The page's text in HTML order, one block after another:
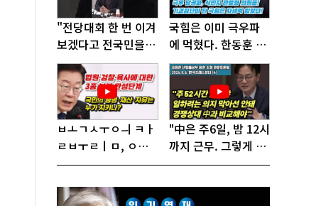
"전당대회 한 번 이겨
보겠다고 전국민을
'지옥문'으로 밀어!"
국힘은 이미 극우파
에 먹혔다. 한동훈 창
당이 답!
ㅂㅗㄱㅅㅜㅇㅢ ㅋㅏ
ㄹㅂㅜㄹㅣㅁ, ㅇㅙ
ㄱㅜㄱㅁㅣㄴㄷㅡㄹ
ㅎㅏㄴㅏ?
"中은 주6일, 밤 12시
까지 근무. 그렇게 일
해서 어떻게 경쟁하